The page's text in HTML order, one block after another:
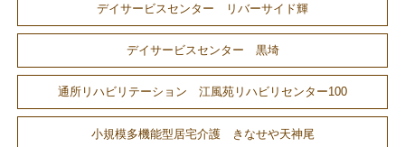
デイサービスセンター リバーサイド輝
デイサービスセンター 黒埼
通所リハビリテーション 江風苑リハビリセンター100
小規模多機能型居宅介護 きなせや天神尾